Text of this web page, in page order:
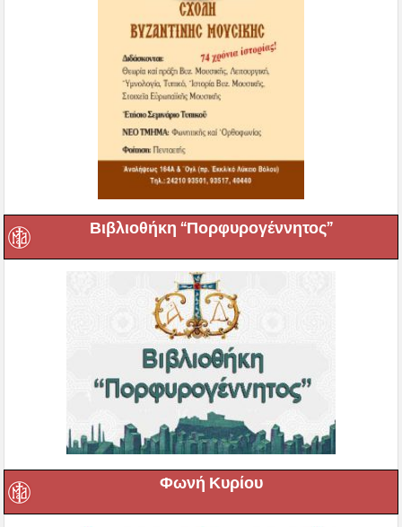
Βιβλιοθήκη “Πορφυρογέννητος”
Φωνή Κυρίου